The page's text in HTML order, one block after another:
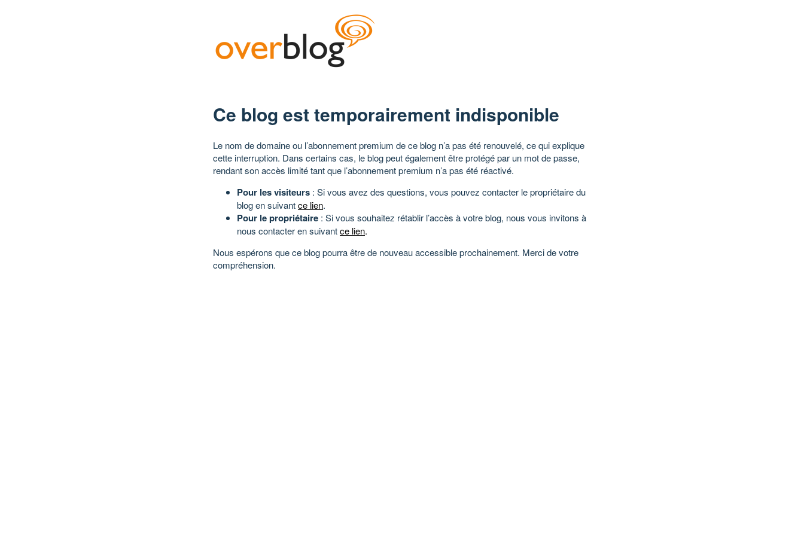
Ce blog est temporairement indisponible
Le nom de domaine ou l’abonnement premium de ce blog n’a pas été renouvelé, ce qui explique
cette interruption. Dans certains cas, le blog peut également être protégé par un mot de passe,
rendant son accès limité tant que l’abonnement premium n’a pas été réactivé.
Pour les visiteurs : Si vous avez des questions, vous pouvez contacter le propriétaire du
blog en suivantce lien.
Pour le propriétaire : Si vous souhaitez rétablir l’accès à votre blog, nous vous invitons à
nous contacter en suivantce lien.
Nous espérons que ce blog pourra être de nouveau accessible prochainement. Merci de votre
compréhension.